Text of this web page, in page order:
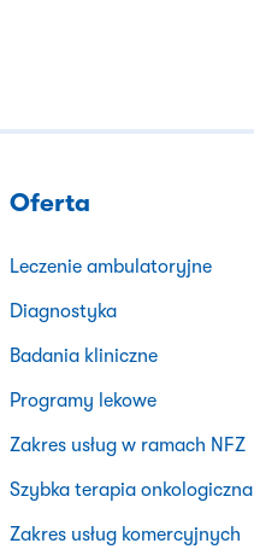
Oferta
Leczenie ambulatoryjne
Diagnostyka
Badania kliniczne
Programy lekowe
Zakres usług w ramach NFZ
Szybka terapia onkologiczna
Zakres usług komercyjnych